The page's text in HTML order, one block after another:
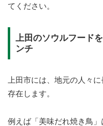
てください。
上田のソウルフード
ンチ
上田市には、地元の人々
存在します。
例えば「美味だれ焼き鳥